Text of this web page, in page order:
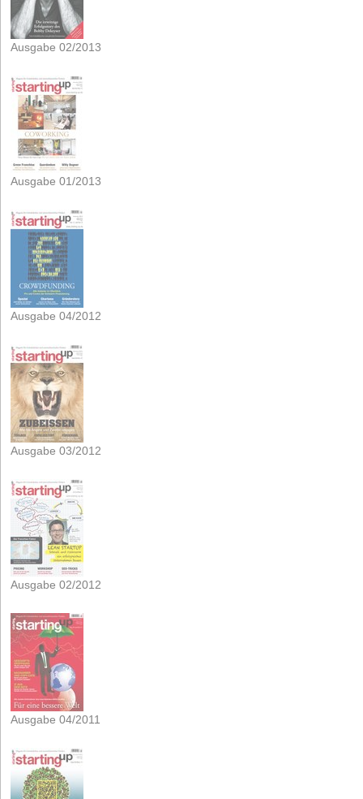
Ausgabe 02/2013
Ausgabe 01/2013
Ausgabe 04/2012
Ausgabe 03/2012
Ausgabe 02/2012
Ausgabe 04/2011